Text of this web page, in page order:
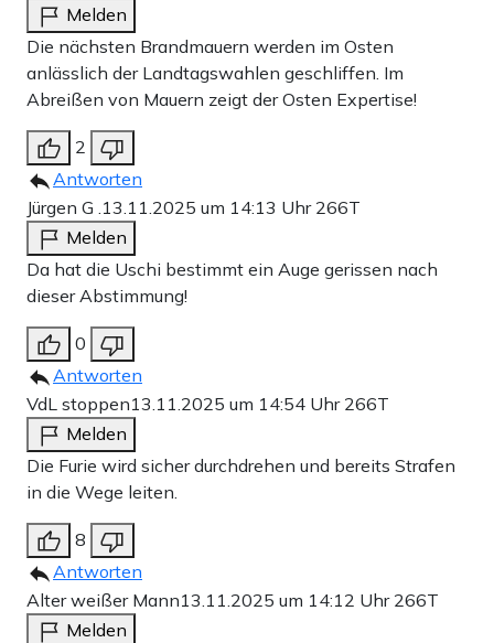
Melden
Die nächsten Brandmauern werden im Osten
anlässlich der Landtagswahlen geschliffen. Im
Abreißen von Mauern zeigt der Osten Expertise!
2
Antworten
Jürgen G .13.11.2025 um 14:13 Uhr 266T
Melden
Da hat die Uschi bestimmt ein Auge gerissen nach
dieser Abstimmung!
0
Antworten
VdL stoppen13.11.2025 um 14:54 Uhr 266T
Melden
Die Furie wird sicher durchdrehen und bereits Strafen
in die Wege leiten.
8
Antworten
Alter weißer Mann13.11.2025 um 14:12 Uhr 266T
Melden